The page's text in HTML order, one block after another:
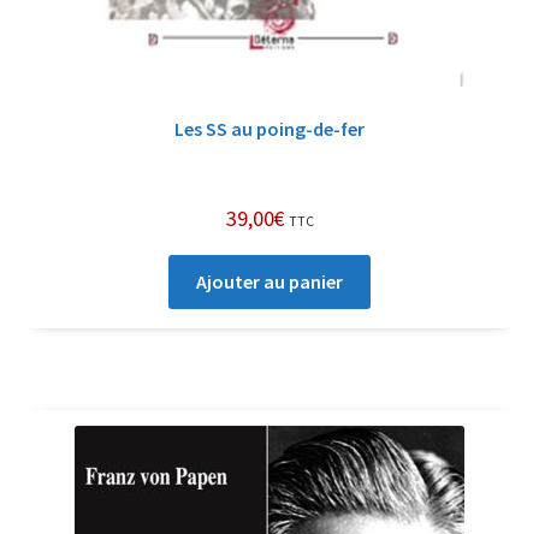
Les SS au poing-de-fer
39,00€ TTC
Ajouter au panier